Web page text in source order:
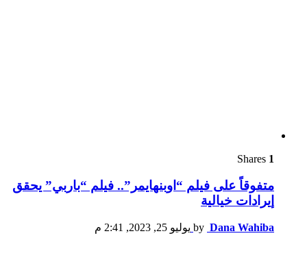
1
متفوقاً على فيلم “اوبنهايمر”.. فيلم “باربي” يحقق
إيرادات خيالية
by Dana Wahiba يوليو 25, 2023, 2:41 م